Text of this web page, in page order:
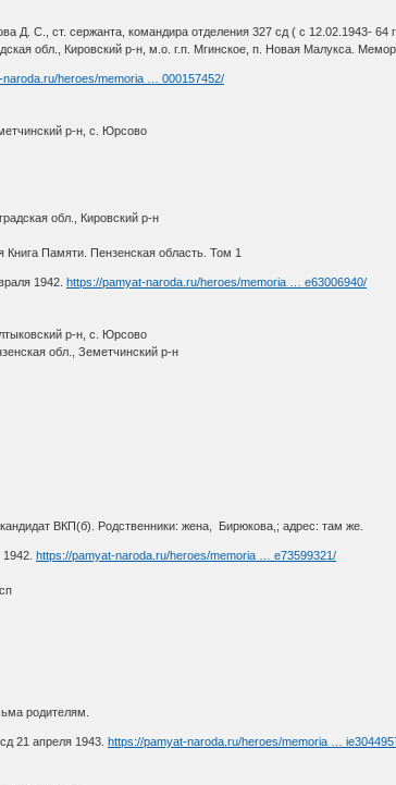
Д. С., ст. сержанта, командира отделения 327 сд ( с 12.02.1943-
обл., Кировский р-н, м.о. г.п. Мгинское, п. Новая Малукса.
naroda.ru/heroes/memoria … 000157452/
р-н, с. Юрсово
обл., Кировский р-н
Памяти. Пензенская область. Том 1
1942.https://pamyat-naroda.ru/heroes/memoria … e63006940/
р-н, с. Юрсово
обл., Земетчинский р-н
ВКП(б). Родственники: жена, Бирюкова,; адрес: там же.
1942.https://pamyat-naroda.ru/heroes/memoria … e73599321/
родителям.
21 апреля 1943.https://pamyat-naroda.ru/heroes/memoria …